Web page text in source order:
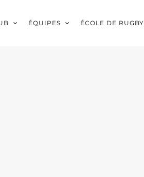
ÉQUIPES ÉCOLE DE RUGBY